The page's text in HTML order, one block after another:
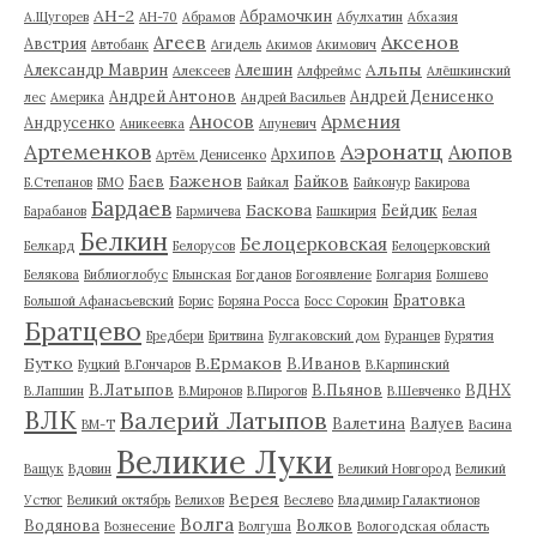
А.Щугорев АН-2 АН-70 Абрамов Абрамочкин Абулхатин Абхазия
Австрия Автобанк Агеев Агидель Акимов Акимович Аксенов
Александр Маврин Алексеев Алешин Алфреймс Альпы Алёшкинский
лес Америка Андрей Антонов Андрей Васильев Андрей Денисенко
Андрусенко Аникеевка Аносов Апуневич Армения
Артеменков Артём Денисенко Архипов Аэронатц Аюпов
Б.Степанов БМО Баев Баженов Байкал Байков Байконур Бакирова
Барабанов Бардаев Бармичева Баскова Башкирия Бейдик Белая
Белкард Белкин Белорусов Белоцерковская Белоцерковский
Белякова Библиоглобус Блынская Богданов Богоявление Болгария Болшево
Большой Афанасьевский Борис Боряна Росса Босс Сорокин Братовка
Братцево Бредбери Бритвина Булгаковский дом Буранцев Бурятия
Бутко Буцкий В.Гончаров В.Ермаков В.Иванов В.Карпинский
В.Лапшин В.Латыпов В.Миронов В.Пирогов В.Пьянов В.Шевченко ВДНХ
ВЛК ВМ-Т Валерий Латыпов Валетина Валуев Васина
Ващук Вдовин Великие Луки Великий Новгород Великий
Устюг Великий октябрь Велихов Верея Веслево Владимир Галактионов
Водянова Вознесение Волга Волгуша Волков Вологодская область